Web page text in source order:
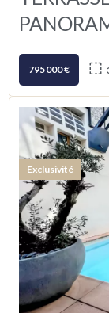
795 000 €
Exclusivité